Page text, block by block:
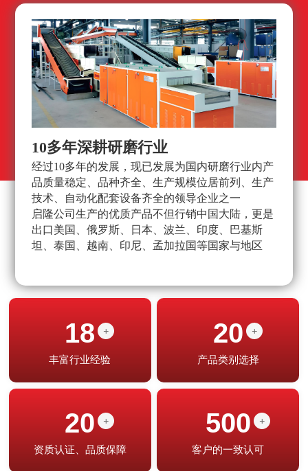
10多年深耕研磨行业
经过10多年的发展，现已发展为国内研磨行业内产
品质量稳定、品种齐全、生产规模位居前列、生产
技术、自动化配套设备齐全的领导企业之一
启隆公司生产的优质产品不但行销中国大陆，更是
出口美国、俄罗斯、日本、波兰、印度、巴基斯
坦、泰国、越南、印尼、孟加拉国等国家与地区
高
18 +
丰富行业经验
20 +
产品类别选择
20 +
资质认证、品质保障
500 +
客户的一致认可